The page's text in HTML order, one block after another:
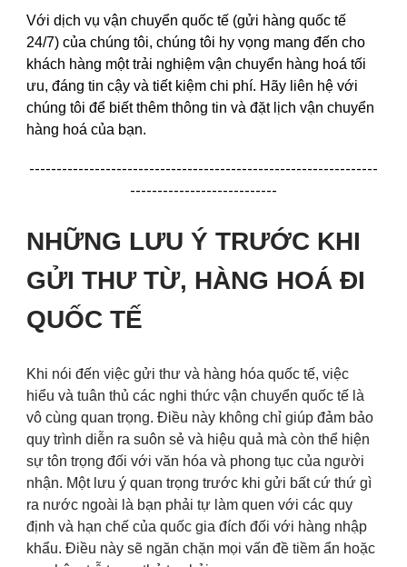
Với dịch vụ vận chuyển quốc tế (gửi hàng quốc tế
24/7) của chúng tôi, chúng tôi hy vọng mang đến cho
khách hàng một trải nghiệm vận chuyển hàng hoá tối
ưu, đáng tin cậy và tiết kiệm chi phí. Hãy liên hệ với
chúng tôi để biết thêm thông tin và đặt lịch vận chuyển
hàng hoá của bạn.
----------------------------------------------------------------
---------------------------
NHỮNG LƯU Ý TRƯỚC KHI
GỬI THƯ TỪ, HÀNG HOÁ ĐI
QUỐC TẾ
Khi nói đến việc gửi thư và hàng hóa quốc tế, việc
hiểu và tuân thủ các nghi thức vận chuyển quốc tế là
vô cùng quan trọng. Điều này không chỉ giúp đảm bảo
quy trình diễn ra suôn sẻ và hiệu quả mà còn thể hiện
sự tôn trọng đối với văn hóa và phong tục của người
nhận. Một lưu ý quan trọng trước khi gửi bất cứ thứ gì
ra nước ngoài là bạn phải tự làm quen với các quy
định và hạn chế của quốc gia đích đối với hàng nhập
khẩu. Điều này sẽ ngăn chặn mọi vấn đề tiềm ẩn hoặc